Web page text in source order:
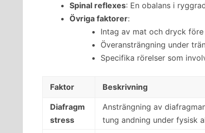
Spinal reflexes: En obalans i
Övriga faktorer:
Intag av mat och dryck före
Överansträngning under
Specifika rörelser som
Faktor Beskrivning
Diafragm
stress
Ansträngning av
tung andning under fysisk